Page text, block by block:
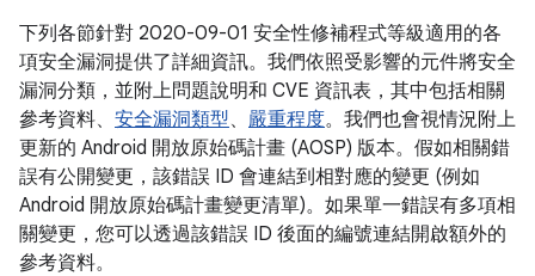
下列各節針對 2020-09-01 安全性修補程式等級適用的各
項安全漏洞提供了詳細資訊。我們依照受影響的元件將安全
漏洞分類，並附上問題說明和 CVE 資訊表，其中包括相關
參考資料、 安全漏洞類型、 嚴重程度。我們也會視情況附上
更新的 Android 開放原始碼計畫 (AOSP) 版本。假如相關錯
誤有公開變更，該錯誤 ID 會連結到相對應的變更 (例如
Android 開放原始碼計畫變更清單)。如果單一錯誤有多項相
關變更，您可以透過該錯誤 ID 後面的編號連結開啟額外的
參考資料。